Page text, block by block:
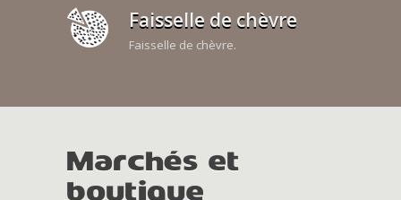
Faisselle de chèvre
Faisselle de chèvre.
Marchés et
boutique